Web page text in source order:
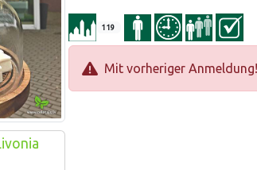
119
Mit vorheriger Anmeldung!